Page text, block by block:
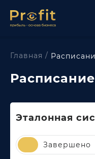
Главная /
Эталонная
Завершено